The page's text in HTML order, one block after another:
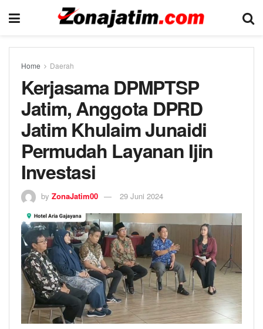
Home Daerah
Kerjasama DPMPTSP
Jatim, Anggota DPRD
Jatim Khulaim Junaidi
Permudah Layanan Ijin
Investasi
by ZonaJatim00 29 Juni 2024